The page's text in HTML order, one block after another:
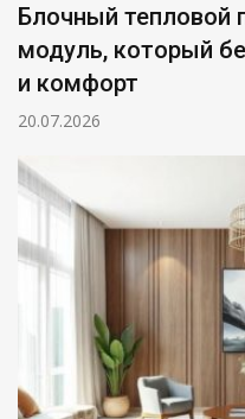
Блочный тепловой
модуль, который
и комфорт
20.07.2026